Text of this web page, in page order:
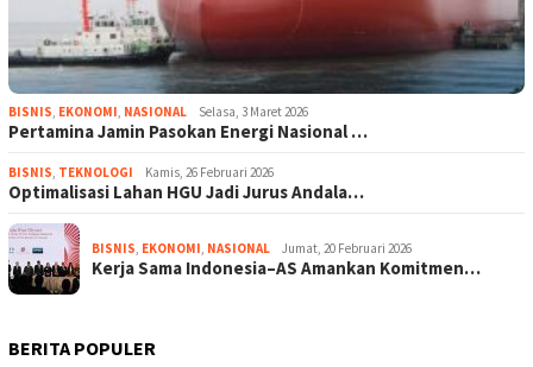
BISNIS, EKONOMI, NASIONAL Selasa, 3 Maret 2026
Pertamina Jamin Pasokan Energi Nasional …
BISNIS, TEKNOLOGI Kamis, 26 Februari 2026
Optimalisasi Lahan HGU Jadi Jurus Andala…
BISNIS, EKONOMI, NASIONAL Jumat, 20 Februari 2026
Kerja Sama Indonesia–AS Amankan Komitmen…
BERITA POPULER